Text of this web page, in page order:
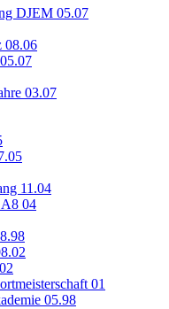
DJEM 05.07
08.06
03.07
11.04
04
01
05.98